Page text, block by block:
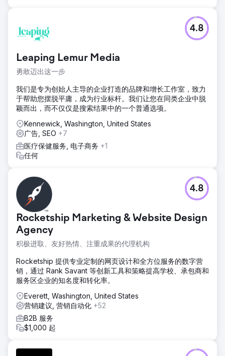
Leaping Lemur Media
勇敢迈出这一步
4.8
我们是专为创始人主导的企业打造的品牌和增长工作室，致力
于帮助您摆脱平庸，成为行业标杆。我们让您在同类企业中脱
颖而出，而不仅仅是搜索结果中的一个普通选项。
Kennewick, Washington, United States
广告, SEO +7
医疗保健服务, 电子商务 +1
任何
Rocketship Marketing & Website Design
Agency
积极进取、友好热情、注重成果的代理机构
4.8
Rocketship 提供专业定制的网页设计和全方位服务的数字营
销，通过 Rank Savant 等创新工具和策略提高学校、承包商和
服务区企业的知名度和转化率。
Everett, Washington, United States
营销建议, 营销自动化 +52
B2B 服务
$1,000 起